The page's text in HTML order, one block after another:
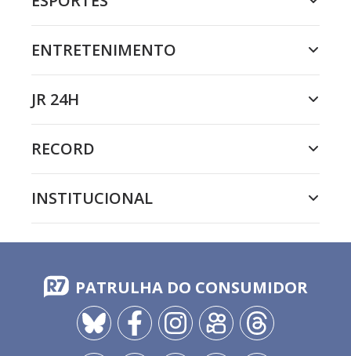
ENTRETENIMENTO
JR 24H
RECORD
INSTITUCIONAL
PATRULHA DO CONSUMIDOR